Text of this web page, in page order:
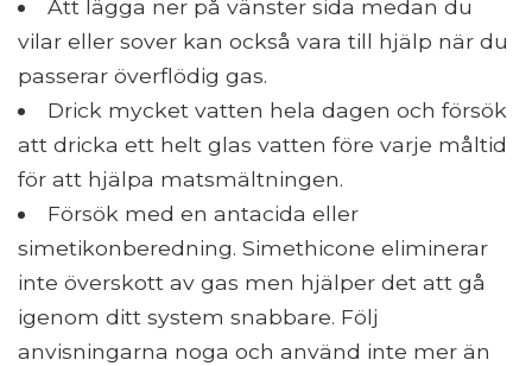
Att lägga ner på vänster sida medan du
vilar eller sover kan också vara till hjälp när du
passerar överflödig gas.
Drick mycket vatten hela dagen och försök
att dricka ett helt glas vatten före varje måltid
för att hjälpa matsmältningen.
Försök med en antacida eller
simetikonberedning. Simethicone eliminerar
inte överskott av gas men hjälper det att gå
igenom ditt system snabbare. Följ
anvisningarna noga och använd inte mer än